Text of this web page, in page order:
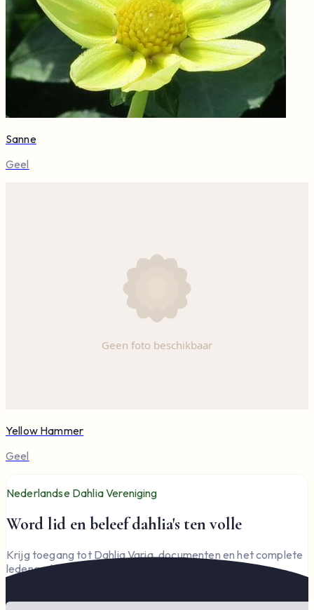
Sanne
Geel
Yellow Hammer
Geel
Nederlandse Dahlia Vereniging
Word lid en beleef dahlia's ten volle
Krijg toegang tot Dahlia Varia, documenten en het complete
ledengedeelte — en steun de vereniging.